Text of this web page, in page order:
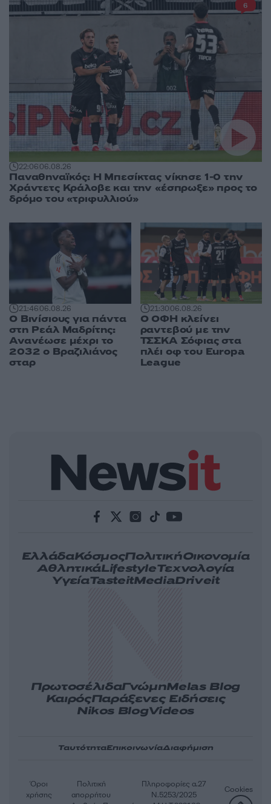
22:0606.08.26
Παναθηναϊκός: Η Μπεσίκτας νίκησε 1-0 την
Χράντετς Κράλοβε και την «έσπρωξε» προς το
δρόμο του «τριφυλλιού»
6
21:4606.08.26
Ο Βινίσιους για πάντα
στη Ρεάλ Μαδρίτης:
Ανανέωσε μέχρι το
2032 ο Βραζιλιάνος
σταρ
21:3006.08.26
Ο ΟΦΗ κλείνει
ραντεβού με την
ΤΣΣΚΑ Σόφιας στα
πλέι οφ του Europa
League
ΕλλάδαΚόσμοςΠολιτικήΟικονομία
ΑθλητικάLifestyleΤεχνολογία
ΥγείαTasteitMediaDriveit
ΠρωτοσέλιδαΓνώμηMelas Blog
ΚαιρόςΠαράξενες Ειδήσεις
Nikos BlogVideos
ΤαυτότηταΕπικοινωνίαΔιαφήμιση
Όροι
χρήσης
Πολιτική
απορρήτου
Πληροφορίες α.27
Ν.5253/2025
Cookies